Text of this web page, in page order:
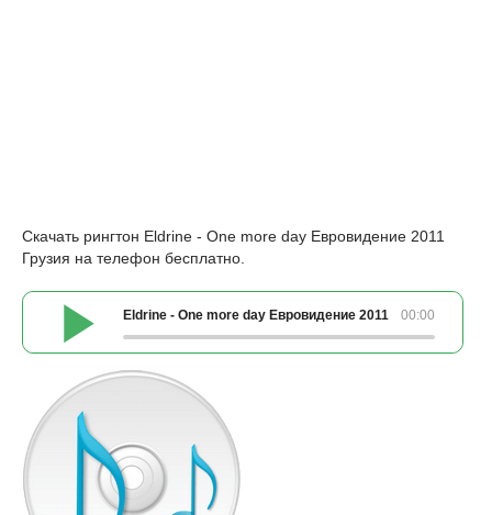
Скачать рингтон Eldrine - One more day Евровидение 2011
Грузия на телефон бесплатно.
00:00
Eldrine - One more day Евровидение 2011 Грузия